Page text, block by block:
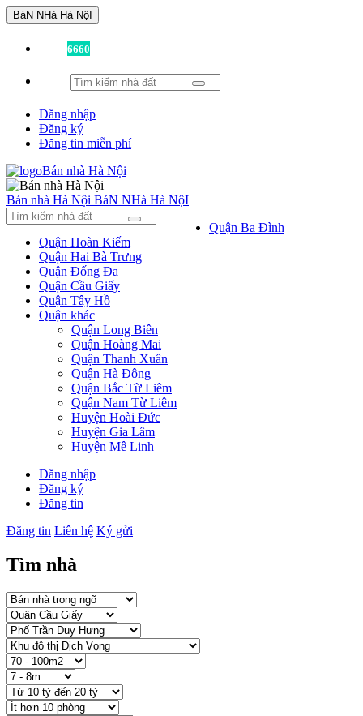
BáN NHà Hà NộI
6660
Đăng nhập
Đăng ký
Đăng tin miễn phí
Bán nhà Hà Nội BáN NHà Hà NộI
Quận Ba Đình
Quận Hoàn Kiếm
Quận Hai Bà Trưng
Quận Đống Đa
Quận Cầu Giấy
Quận Tây Hồ
Quận khác
Quận Long Biên
Quận Hoàng Mai
Quận Thanh Xuân
Quận Hà Đông
Quận Bắc Từ Liêm
Quận Nam Từ Liêm
Huyện Hoài Đức
Huyện Gia Lâm
Huyện Mê Linh
Đăng nhập
Đăng ký
Đăng tin
Đăng tin Liên hệ Ký gửi
Tìm nhà